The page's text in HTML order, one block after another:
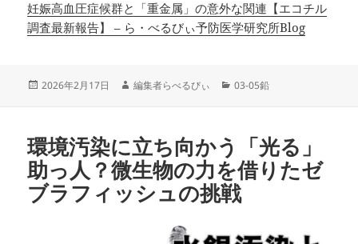
妊娠高血圧症候群と「重金属」の意外な関連【エコチル
調査最新報告】 – ら・べるびぃ予防医学研究所Blog
投
2026年2月17日
作
編集者らべるびぃ
カ
03-05鉛
環境汚染に立ち向かう「光る」
助っ人？微生物の力を借りたゼ
ブラフィッシュの挑戦